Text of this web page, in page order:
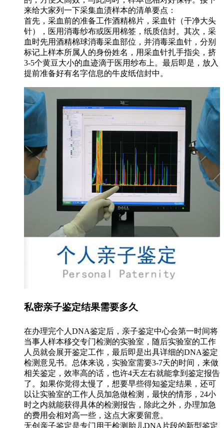
来给大家列一下采集血渍样本的清单要点：
首先，采血前的准备工作酒精棉片，采血针（干净大头
针），医用消毒纱布或医用棉签，纸质信封。其次，采
血时先用酒精棉球消毒采血部位，并消毒采血针，分别
标记上样本所属人的身份姓名，用采血针扎手指尖，挤
3-5个黄豆大小的血迹滴于医用纱布上。最后即是，放入
提前准备好有名字信息的牛皮纸信封中。
私密亲子鉴定结果需要多久
在办理完个人DNA鉴定后，亲子鉴定中心会第一时间将
当事人样本移交专门检测的实验室，随后实验室的工作
人员就会展开鉴定工作，最后即是出具详细的DNA鉴定
检测意见书。总体来说，实验室需要3-7天的时间，来做
相关鉴定，效率高的话，也许4天左右就能拿到鉴定报告
了。如果你觉得太慢了，想要早些得知鉴定结果，还可
以让实验室的工作人员加急做检测，最快的情形，24小
时之内就能获得具体的检测报告，除此之外，办理加急
的费用会相对高一些，这点大家要留意。
无创亲子鉴定是专门用于检测胎儿DNA片段的新型鉴定